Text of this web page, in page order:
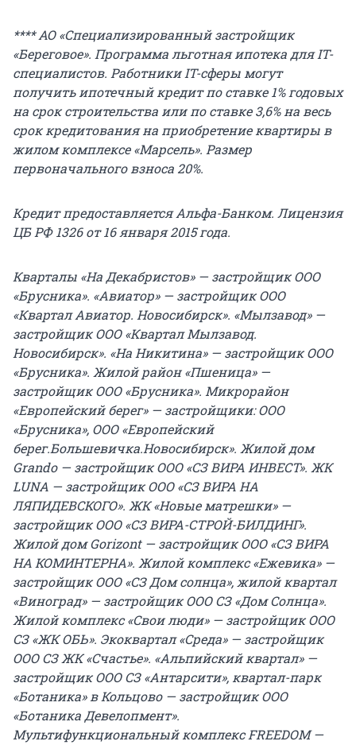
**** АО «Специализированный застройщик
«Береговое». Программа льготная ипотека для IT-
специалистов. Работники IT-сферы могут
получить ипотечный кредит по ставке 1% годовых
на срок строительства или по ставке 3,6% на весь
срок кредитования на приобретение квартиры в
жилом комплексе «Марсель». Размер
первоначального взноса 20%.
Кредит предоставляется Альфа-Банком. Лицензия
ЦБ РФ 1326 от 16 января 2015 года.
Кварталы «На Декабристов» — застройщик ООО
«Брусника». «Авиатор» — застройщик ООО
«Квартал Авиатор. Новосибирск». «Мылзавод» —
застройщик ООО «Квартал Мылзавод.
Новосибирск». «На Никитина» — застройщик ООО
«Брусника». Жилой район «Пшеница» —
застройщик ООО «Брусника». Микрорайон
«Европейский берег» — застройщики: ООО
«Брусника», ООО «Европейский
берег.Большевичка.Новосибирск». Жилой дом
Grando — застройщик ООО «СЗ ВИРА ИНВЕСТ». ЖК
LUNA — застройщик ООО «СЗ ВИРА НА
ЛЯПИДЕВСКОГО». ЖК «Новые матрешки» —
застройщик ООО «СЗ ВИРА-СТРОЙ-БИЛДИНГ».
Жилой дом Gorizont — застройщик ООО «СЗ ВИРА
НА КОМИНТЕРНА». Жилой комплекс «Ежевика» —
застройщик ООО «СЗ Дом солнца», жилой квартал
«Виноград» — застройщик ООО СЗ «Дом Солнца».
Жилой комплекс «Свои люди» — застройщик ООО
СЗ «ЖК ОБЬ». Экоквартал «Среда» — застройщик
ООО СЗ ЖК «Счастье». «Альпийский квартал» —
застройщик ООО СЗ «Антарсити», квартал-парк
«Ботаника» в Кольцово — застройщик ООО
«Ботаника Девелопмент».
Мультифункциональный комплекс FREEDOM —